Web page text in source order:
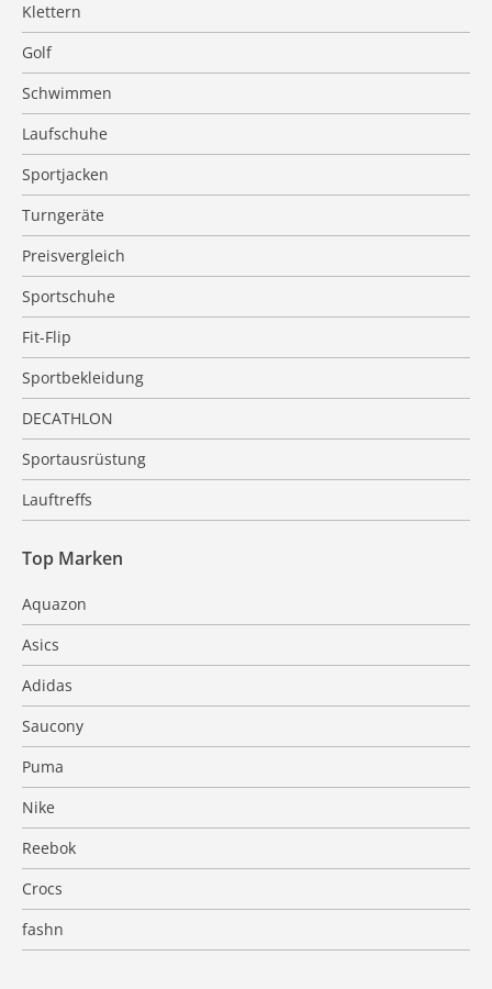
Klettern
Golf
Schwimmen
Laufschuhe
Sportjacken
Turngeräte
Preisvergleich
Sportschuhe
Fit-Flip
Sportbekleidung
DECATHLON
Sportausrüstung
Lauftreffs
Top Marken
Aquazon
Asics
Adidas
Saucony
Puma
Nike
Reebok
Crocs
fashn